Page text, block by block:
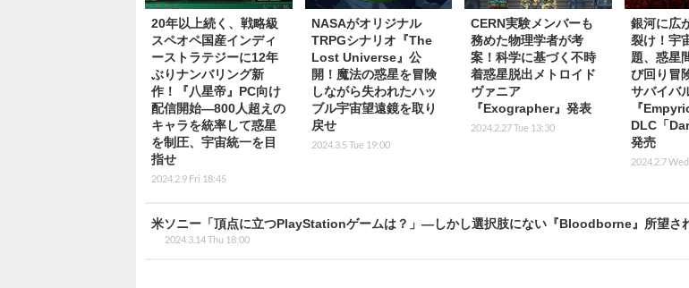
20年以上続く、戦略級
スペオペ国産インディ
ーストラテジーに12年
ぶりナンバリング新
作！『八星帝』PC向け
配信開始―800人超えの
キャラを統率して惑星
を制圧、宇宙統一を目
指せ
2024.2.9 Fri 18:45
NASAがオリジナル
TRPGシナリオ『The
Lost Universe』公
開！魔法の惑星を冒険
しながら失われたハッ
ブル宇宙望遠鏡を取り
戻せ
2024.3.5 Tue 19:00
CERN実験メンバーも
務めた物理学者が考
案！科学に基づく不時
着惑星脱出メトロイド
ヴァニア
『Exographer』発表
2024.2.27 Tue 13:30
銀河に広
裂け！宇
題、惑星
び回り冒
サバイバ
『
DLC「
発売
2024.2.7
米ソニー「頂点に立つPlayStationゲームは？」―しかし選択肢にない『Bloodborne』所望さ
2024.3.14 Thu 18:00